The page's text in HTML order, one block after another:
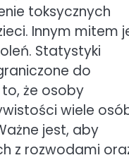
toksycznych
Innym mitem
Statystyki
do
że osoby
wiele
jest, aby
z rozwodami